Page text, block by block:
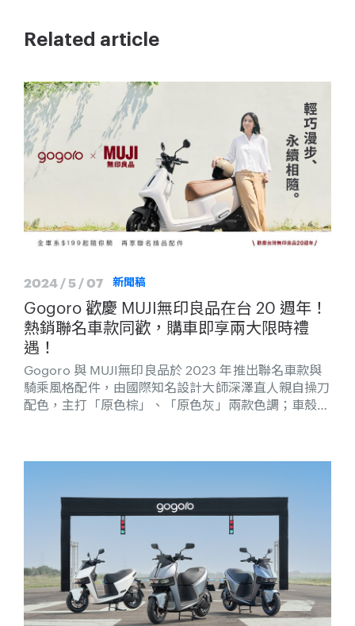
Related article
2024 / 5 / 07 新聞稿
Gogoro 歡慶 MUJI無印良品在台 20 週年！
熱銷聯名車款同歡，購車即享兩大限時禮
遇！
Gogoro 與 MUJI無印良品於 2023 年推出聯名車款與
騎乘風格配件，由國際知名設計大師深澤直人親自操刀
配色，主打「原色棕」、「原色灰」兩款色調；車殼部
乘體驗與無印經典美學，掀起全新永續移動風潮。